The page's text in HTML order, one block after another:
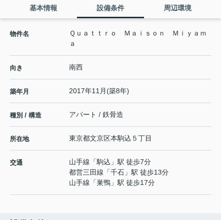
基本情報 設備条件 周辺環境
物件名
Ｑｕａｔｔｒｏ Ｍａｉｓｏｎ Ｍｉｙａｍ
ａ
向き 南西
築年月 2017年11月(築8年)
種別 / 構造 アパート / 鉄骨造
所在地 東京都文京区本駒込 ５丁目
交通 山手線 「駒込 」駅 徒歩7分
都営三田線 「千石 」駅 徒歩13分
山手線 「巣鴨 」駅 徒歩17分